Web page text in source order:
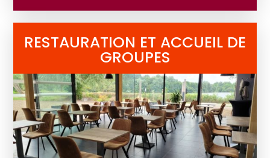
RESTAURATION ET ACCUEIL DE
GROUPES